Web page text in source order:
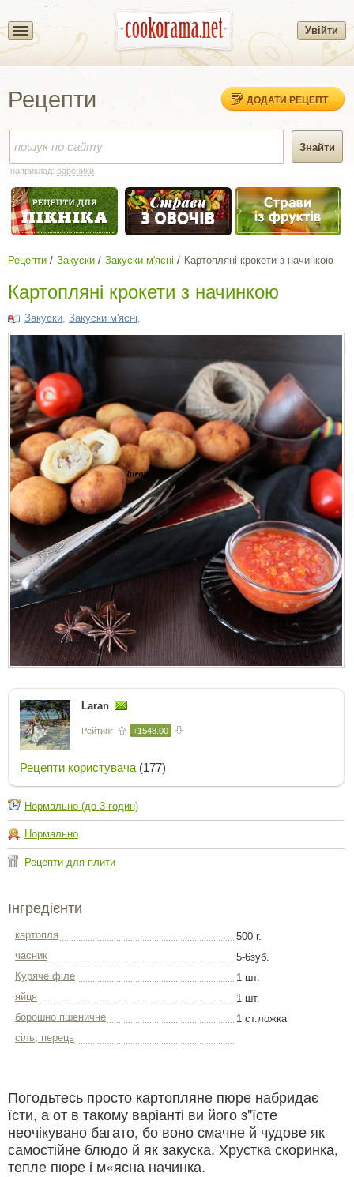
Увійти
Рецепти ДОДАТИ РЕЦЕПТ
наприклад: вареники
Рецепти Закуски Закуски м'ясні Картопляні крокети з начинкою
Картопляні крокети з начинкою
Закуски Закуски м'ясні
Laran
Рейтинг +1548.00
Рецепти користувача (177)
Нормально (до 3 годин)
Нормально
Рецепти для плити
Інгредієнти
картопля
500 г.
часник
5-6зуб.
Куряче філе
1 шт.
яйця
1 шт.
борошно пшеничне
1 ст.ложка
сіль, перець
Погодьтесь просто картопляне пюре набридає
їсти, а от в такому варіанті ви його з"їсте
неочікувано багато, бо воно смачне й чудове як
самостійне блюдо й як закуска. Хрустка скоринка,
тепле пюре і м«ясна начинка.